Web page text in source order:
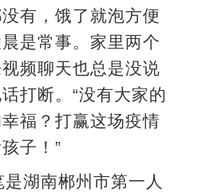
有，饿了就泡方便
是常事。家里两个
频聊天也总是没说
打断。“没有大家的
福？打赢这场疫情
子！”
湖南郴州市第一人